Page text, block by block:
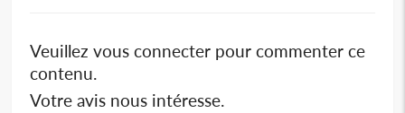
Veuillez vous connecter pour commenter ce
contenu.
Votre avis nous intéresse.